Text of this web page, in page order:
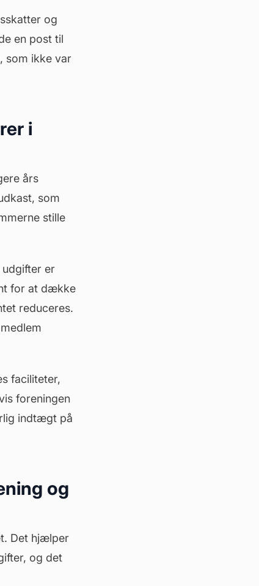
og
en post til
som ikke var
i
års
som
stille
udgifter er
for at dække
reduceres.
faciliteter,
foreningen
indtægt på
og
Det hjælper
og det